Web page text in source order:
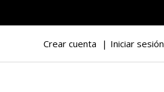
Crear cuenta Iniciar sesión